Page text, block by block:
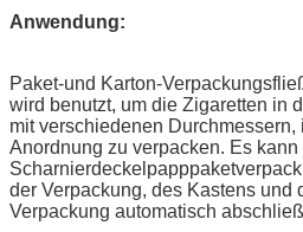
Anwendung:
Paket-und Karton-
wird benutzt, um die Zigaretten in
mit verschiedenen
Anordnung zu verpacken. Es
der Verpackung, des Kastens und
Verpackung automatisch